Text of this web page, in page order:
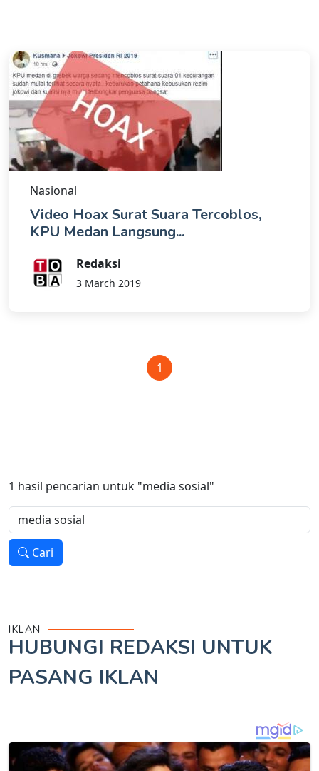
Nasional
Video Hoax Surat Suara Tercoblos,
KPU Medan Langsung...
Redaksi
3 March 2019
1
1 hasil pencarian untuk "media sosial"
Cari
IKLAN
HUBUNGI REDAKSI UNTUK
PASANG IKLAN